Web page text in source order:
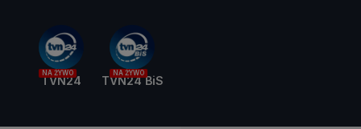
NA ŻYWO
TVN24
NA ŻYWO
TVN24 BiS